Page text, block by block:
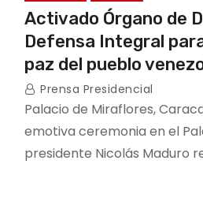
Activado Órgano de
Defensa Integral
paz del pueblo
Prensa Presidencial
Palacio de Miraflores,
emotiva ceremonia en el
presidente Nicolás Maduro